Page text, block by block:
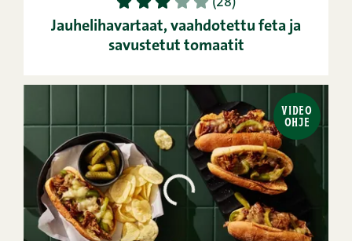
(28)
Jauhelihavartaat, vaahdotettu feta ja
savustetut tomaatit
VIDEO
OHJE